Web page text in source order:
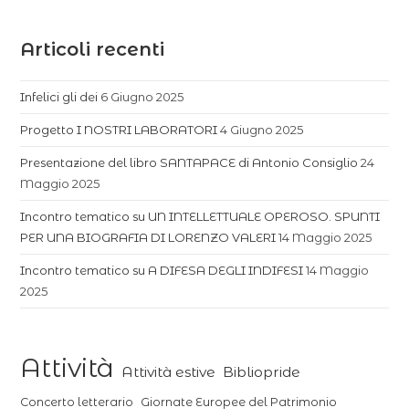
Articoli recenti
Infelici gli dei 6 Giugno 2025
Progetto I NOSTRI LABORATORI 4 Giugno 2025
Presentazione del libro SANTAPACE di Antonio Consiglio 24
Maggio 2025
Incontro tematico su UN INTELLETTUALE OPEROSO. SPUNTI
PER UNA BIOGRAFIA DI LORENZO VALERI 14 Maggio 2025
Incontro tematico su A DIFESA DEGLI INDIFESI 14 Maggio
2025
Attività Attività estive Bibliopride
Concerto letterario Giornate Europee del Patrimonio